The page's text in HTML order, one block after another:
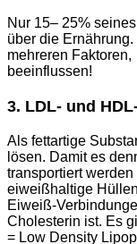
Nur 15– 25%
über die
mehreren
beeinflussen!
3. LDL- und
Als fettartige
lösen. Damit es
transportiert
eiweißhaltige
Eiweiß-
Cholesterin ist. Es
= Low Density